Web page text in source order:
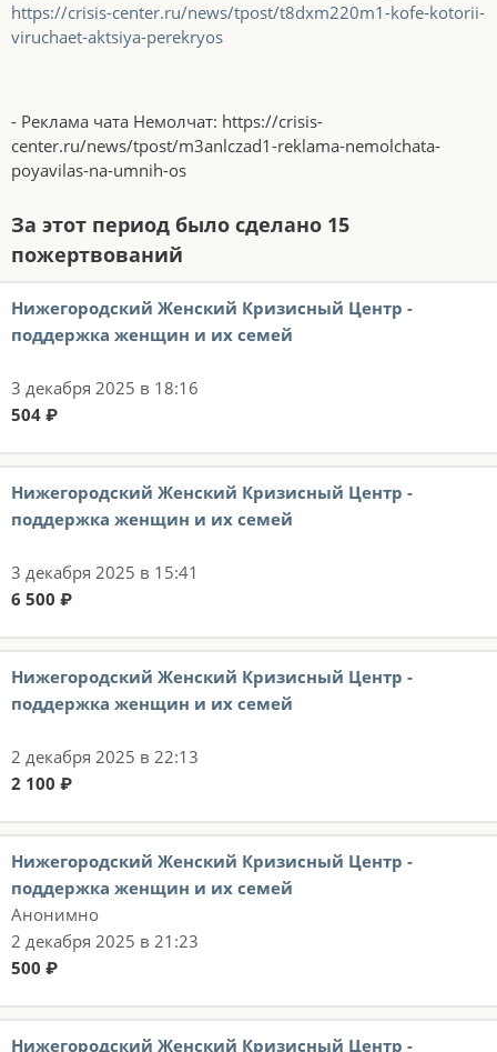
https://crisis-center.ru/news/tpost/t8dxm220m1-kofe-kotorii-
viruchaet-aktsiya-perekryos
- Реклама чата Немолчат: https://crisis-
center.ru/news/tpost/m3anlczad1-reklama-nemolchata-
poyavilas-na-umnih-os
За этот период было сделано 15
пожертвований
Нижегородский Женский Кризисный Центр -
поддержка женщин и их семей
3 декабря 2025 в 18:16
504 ₽
Нижегородский Женский Кризисный Центр -
поддержка женщин и их семей
3 декабря 2025 в 15:41
6 500 ₽
Нижегородский Женский Кризисный Центр -
поддержка женщин и их семей
2 декабря 2025 в 22:13
2 100 ₽
Нижегородский Женский Кризисный Центр -
поддержка женщин и их семей
Анонимно
2 декабря 2025 в 21:23
500 ₽
Нижегородский Женский Кризисный Центр -